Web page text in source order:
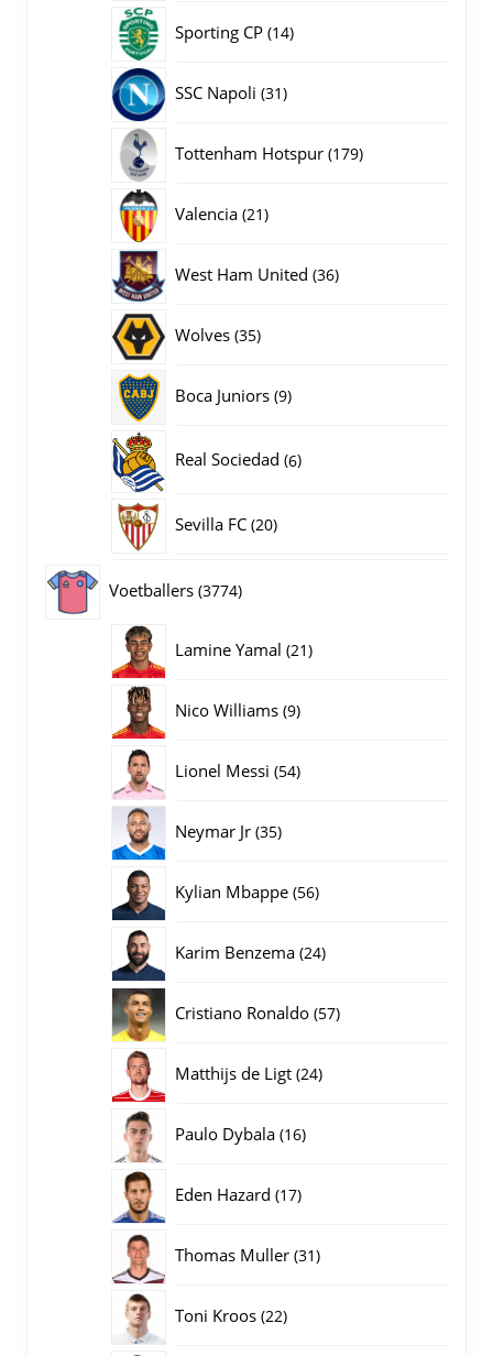
Sporting CP 1414
SSC Napoli 3131
Tottenham Hotspur 179179
Valencia 2121
West Ham United 3636
Wolves 3535
Boca Juniors 99
Real Sociedad 66
Sevilla FC 2020
Voetballers 37743774
Lamine Yamal 2121
Nico Williams 99
Lionel Messi 5454
Neymar Jr 3535
Kylian Mbappe 5656
Karim Benzema 2424
Cristiano Ronaldo 5757
Matthijs de Ligt 2424
Paulo Dybala 1616
Eden Hazard 1717
Thomas Muller 3131
Toni Kroos 2222